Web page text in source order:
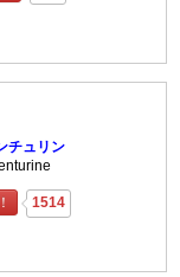
チュリン
1514